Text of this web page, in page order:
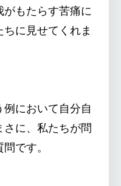
もたらす苦痛に
に見せてくれま
において自分自
に、私たちが問
です。